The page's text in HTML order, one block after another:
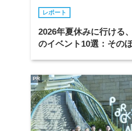
レポート
2026年夏休みに行ける
のイベント10選：その
PR